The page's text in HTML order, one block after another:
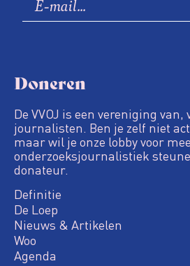
Doneren
De VVOJ is een vereniging van,
journalisten. Ben je zelf niet
maar wil je onze lobby voor
onderzoeksjournalistiek
donateur.
Definitie
De Loep
Nieuws & Artikelen
Woo
Agenda